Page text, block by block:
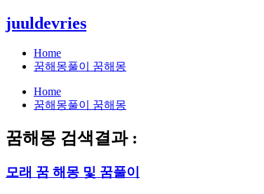
콘
텐
juuldevries
Home
꿈해몽풀이 꿈해몽
Home
꿈해몽풀이 꿈해몽
꿈해몽 검색결과 :
모래 꿈 해몽 및 꿈풀이